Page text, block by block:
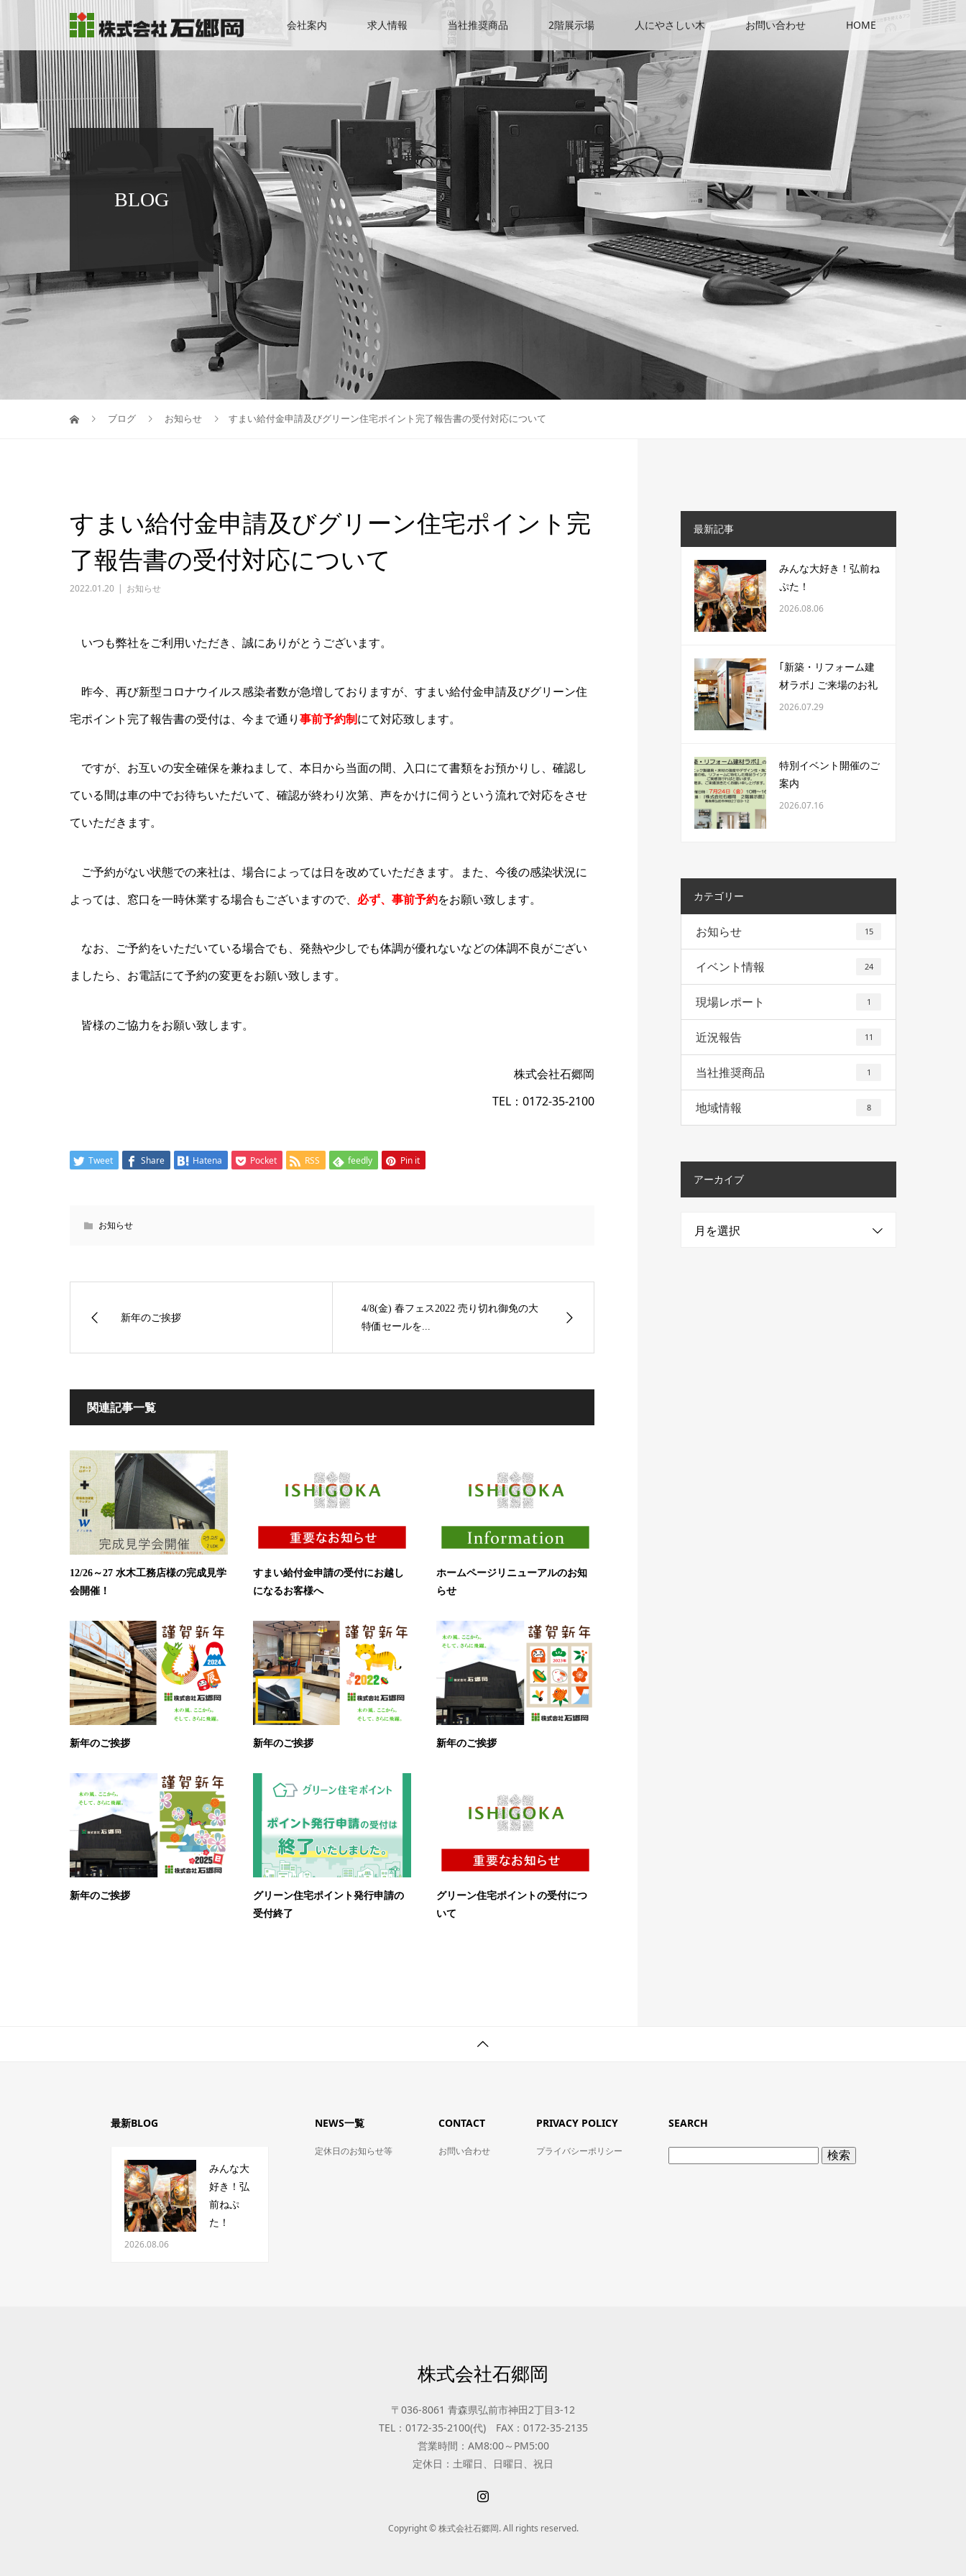
会社案内 求人情報 当社推奨商品 2階展示場 人にやさしい木 お問い合わせ HOME
BLOG
ブログ お知らせ すまい給付金申請及びグリーン住宅ポイント完了報告書の受付対応について
すまい給付金申請及びグリーン住宅ポイント完
了報告書の受付対応について
2022.01.20 お知らせ
いつも弊社をご利用いただき、誠にありがとうございます。
昨今、再び新型コロナウイルス感染者数が急増しておりますが、すまい給付金申請及びグリーン住
宅ポイント完了報告書の受付は、今まで通り事前予約制にて対応致します。
ですが、お互いの安全確保を兼ねまして、本日から当面の間、入口にて書類をお預かりし、確認し
ている間は車の中でお待ちいただいて、確認が終わり次第、声をかけに伺うという流れで対応をさせ
ていただきます。
ご予約がない状態での来社は、場合によっては日を改めていただきます。また、今後の感染状況に
よっては、窓口を一時休業する場合もございますので、 必ず、事前予約をお願い致します。
なお、ご予約をいただいている場合でも、発熱や少しでも体調が優れないなどの体調不良がござい
ましたら、お電話にて予約の変更をお願い致します。
皆様のご協力をお願い致します。
株式会社石郷岡
TEL：0172-35-2100
Tweet Share Hatena Pocket RSS feedly Pin it
お知らせ
新年のご挨拶
4/8(金) 春フェス2022 売り切れ御免の大
特価セールを...
関連記事一覧
12/26～27 水木工務店様の完成見学
会開催！
すまい給付金申請の受付にお越し
になるお客様へ
ホームページリニューアルのお知
らせ
新年のご挨拶 新年のご挨拶 新年のご挨拶
新年のご挨拶
グリーン住宅ポイント発行申請の
受付終了
グリーン住宅ポイントの受付につ
いて
最新記事
みんな大好き！弘前ね
ぷた！
2026.08.06
｢新築・リフォーム建
材ラボ｣ ご来場のお礼
2026.07.29
特別イベント開催のご
案内
2026.07.16
カテゴリー
お知らせ 15
イベント情報 24
現場レポート 1
近況報告 11
当社推奨商品 1
地域情報 8
アーカイブ
月を選択
最新BLOG
みんな大
好き！弘
前ねぷ
た！
2026.08.06
NEWS一覧
定休日のお知らせ等
CONTACT
お問い合わせ
PRIVACY POLICY
プライバシーポリシー
SEARCH
検
索:
株式会社石郷岡
〒036-8061 青森県弘前市神田2丁目3-12
TEL：0172-35-2100(代) FAX：0172-35-2135
営業時間：AM8:00～PM5:00
定休日：土曜日、日曜日、祝日
Copyright © 株式会社石郷岡. All rights reserved.